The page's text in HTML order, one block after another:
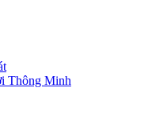
Thông Minh